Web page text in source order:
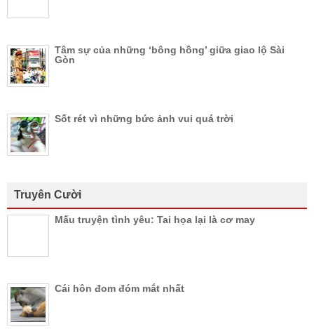
Tâm sự của những ‘bông hồng’ giữa giao lộ Sài
Gòn
Sốt rét vì những bức ảnh vui quá trời
Truyên Cười
Mấu truyện tình yêu: Tai họa lại là cơ may
Cái hôn đom đóm mắt nhất